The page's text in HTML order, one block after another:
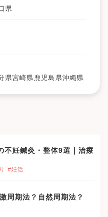
県
県宮崎県鹿児島県沖縄県
不妊鍼灸・整体9選｜治療
#妊活
周期法？自然周期法？